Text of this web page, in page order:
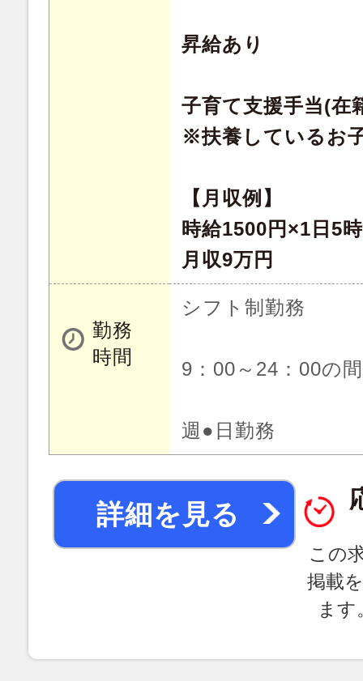
昇給あり
子育て支援手当(在
※扶養しているお
【月収例】
時給1500円×1日5
月収9万円
勤務
時間
シフト制勤務
9：00～24：00の
週●日勤務
詳細を見る
この
掲載
ま